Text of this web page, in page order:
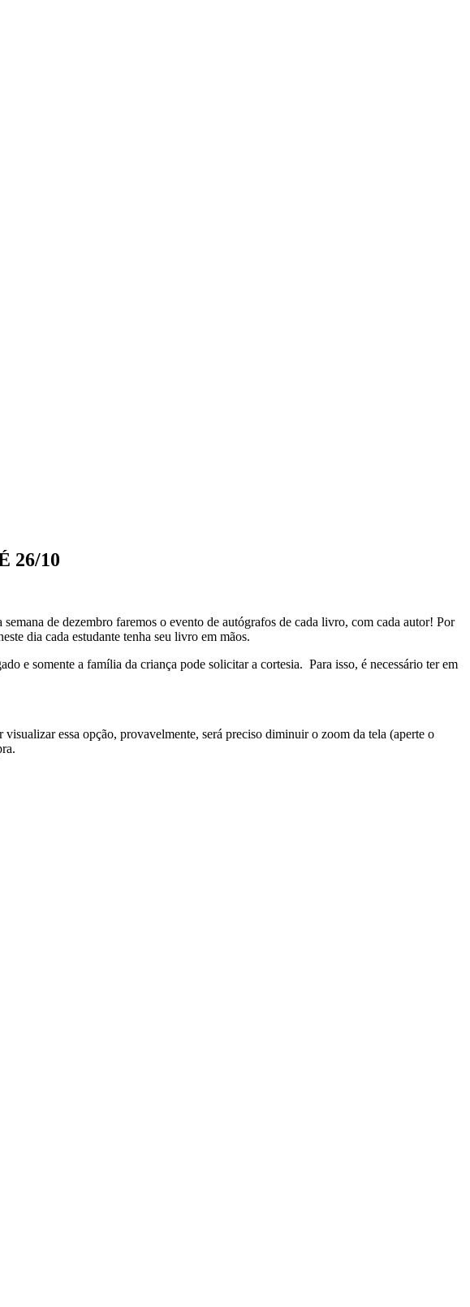
26/10
de dezembro faremos o evento de autógrafos de cada livro, com cada autor! Por
dia cada estudante tenha seu livro em mãos.
e somente a família da criança pode solicitar a cortesia. Para isso, é necessário ter em
essa opção, provavelmente, será preciso diminuir o zoom da tela (aperte o